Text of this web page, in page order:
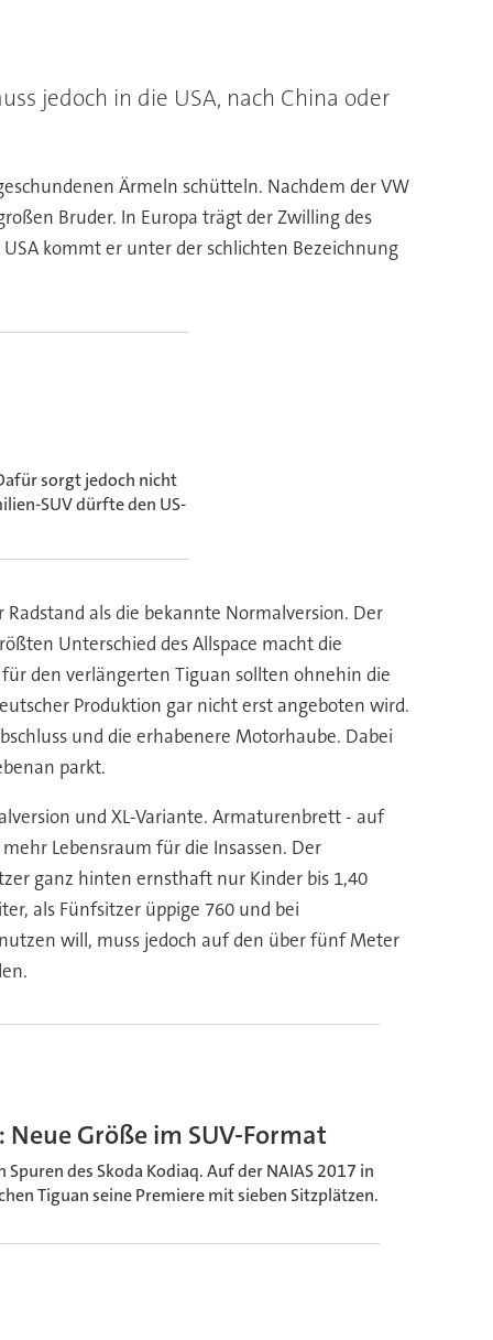
jedoch in die USA, nach China oder
Ärmeln schütteln. Nachdem der VW
Bruder. In Europa trägt der Zwilling des
kommt er unter der schlichten Bezeichnung
sorgt jedoch nicht
SUV dürfte den US-
als die bekannte Normalversion. Der
Unterschied des Allspace macht die
den verlängerten Tiguan sollten ohnehin die
Produktion gar nicht erst angeboten wird.
und die erhabenere Motorhaube. Dabei
parkt.
und XL-Variante. Armaturenbrett - auf
Lebensraum für die Insassen. Der
ganz hinten ernsthaft nur Kinder bis 1,40
als Fünfsitzer üppige 760 und bei
will, muss jedoch auf den über fünf Meter
Größe im SUV-Format
des Skoda Kodiaq. Auf der NAIAS 2017 in
Tiguan seine Premiere mit sieben Sitzplätzen.